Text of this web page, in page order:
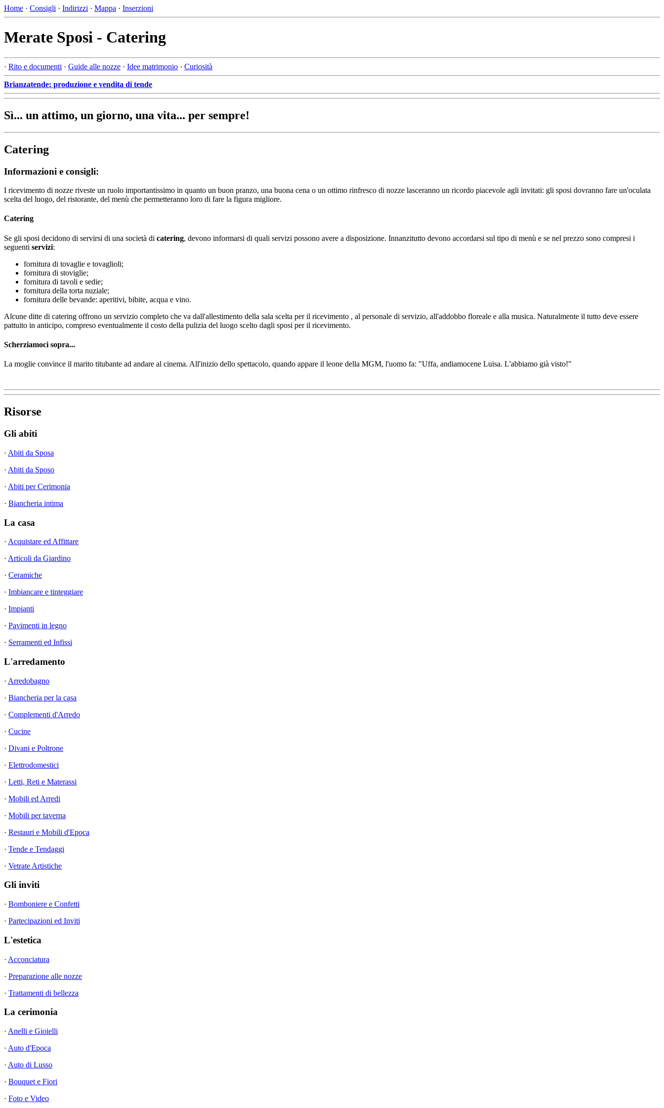
Home · Consigli · Indirizzi · Mappa · Inserzioni
Merate Sposi - Catering
· Rito e documenti · Guide alle nozze · Idee matrimonio · Curiosità
Brianzatende: produzione e vendita di tende
Sì... un attimo, un giorno, una vita... per sempre!
Catering
Informazioni e consigli:
I ricevimento di nozze riveste un ruolo importantissimo in quanto un buon pranzo, una buona cena o un ottimo rinfresco di nozze lasceranno un ricordo piacevole agli invitati: gli sposi dovranno fare un'oculata
scelta del luogo, del ristorante, del menù che permetteranno loro di fare la figura migliore.
Catering
Se gli sposi decidono di servirsi di una società di catering, devono informarsi di quali servizi possono avere a disposizione. Innanzitutto devono accordarsi sul tipo di menù e se nel prezzo sono compresi i
seguenti servizi:
fornitura di tovaglie e tovaglioli;
fornitura di stoviglie;
fornitura di tavoli e sedie;
fornitura della torta nuziale;
fornitura delle bevande: aperitivi, bibite, acqua e vino.
Alcune ditte di catering offrono un servizio completo che va dall'allestimento della sala scelta per il ricevimento , al personale di servizio, all'addobbo floreale e alla musica. Naturalmente il tutto deve essere
pattuito in anticipo, compreso eventualmente il costo della pulizia del luogo scelto dagli sposi per il ricevimento.
Scherziamoci sopra...
La moglie convince il marito titubante ad andare al cinema. All'inizio dello spettacolo, quando appare il leone della MGM, l'uomo fa: "Uffa, andiamocene Luisa. L'abbiamo già visto!"
Risorse
Gli abiti
· Abiti da Sposa
· Abiti da Sposo
· Abiti per Cerimonia
· Biancheria intima
La casa
· Acquistare ed Affittare
· Articoli da Giardino
· Ceramiche
· Imbiancare e tinteggiare
· Impianti
· Pavimenti in legno
· Serramenti ed Infissi
L'arredamento
· Arredobagno
· Biancheria per la casa
· Complementi d'Arredo
· Cucine
· Divani e Poltrone
· Elettrodomestici
· Letti, Reti e Materassi
· Mobili ed Arredi
· Mobili per taverna
· Restauri e Mobili d'Epoca
· Tende e Tendaggi
· Vetrate Artistiche
Gli inviti
· Bomboniere e Confetti
· Partecipazioni ed Inviti
L'estetica
· Acconciatura
· Preparazione alle nozze
· Trattamenti di bellezza
La cerimonia
· Anelli e Gioielli
· Auto d'Epoca
· Auto di Lusso
· Bouquet e Fiori
· Foto e Video